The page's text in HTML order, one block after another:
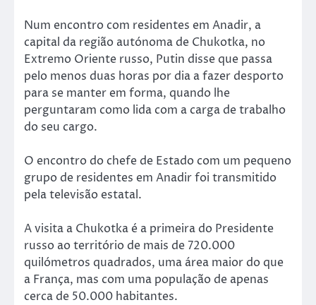
Num encontro com residentes em Anadir, a
capital da região autónoma de Chukotka, no
Extremo Oriente russo, Putin disse que passa
pelo menos duas horas por dia a fazer desporto
para se manter em forma, quando lhe
perguntaram como lida com a carga de trabalho
do seu cargo.
O encontro do chefe de Estado com um pequeno
grupo de residentes em Anadir foi transmitido
pela televisão estatal.
A visita a Chukotka é a primeira do Presidente
russo ao território de mais de 720.000
quilómetros quadrados, uma área maior do que
a França, mas com uma população de apenas
cerca de 50.000 habitantes.